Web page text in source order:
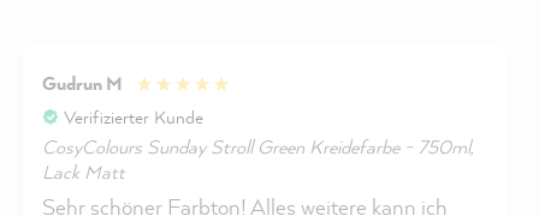
Gudrun M
Verifizierter Kunde
CosyColours Sunday Stroll Green Kreidefarbe - 750ml,
Lack Matt
Sehr schöner Farbton! Alles weitere kann ich